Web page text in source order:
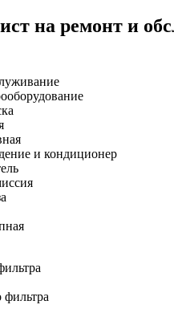
на ремонт и
и кондиционер
фильтра